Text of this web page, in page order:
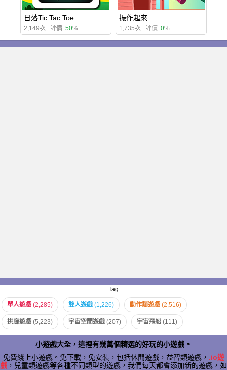
日落Tic Tac Toe
2,149次 . 評價: 50%
振作起來
1,735次 . 評價: 0%
Tag
單人遊戲 (2,285) 雙人遊戲 (1,226) 動作類遊戲 (2,516)
拱廊遊戲 (5,223) 宇宙空間遊戲 (207) 宇宙飛船 (111)
小遊戲大全，這裡有幾萬個精選的好玩的小遊戲。
免費綫上小遊戲。免下載，免安裝，包括休閒遊戲，益智類遊戲， .io遊
戲 ，兒童類遊戲等各種不同類型的遊戲，我們每天都會添加新的遊戲，如